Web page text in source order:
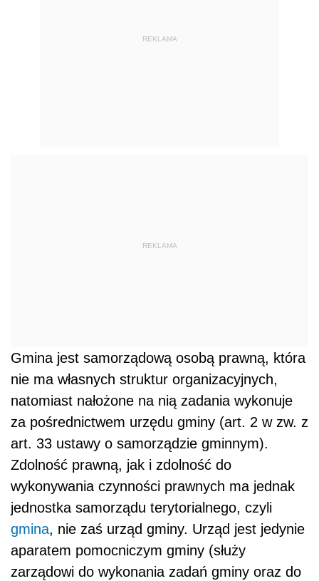
REKLAMA
REKLAMA
Gmina jest samorządową osobą prawną, która
nie ma własnych struktur organizacyjnych,
natomiast nałożone na nią zadania wykonuje
za pośrednictwem urzędu gminy (art. 2 w zw. z
art. 33 ustawy o samorządzie gminnym).
Zdolność prawną, jak i zdolność do
wykonywania czynności prawnych ma jednak
jednostka samorządu terytorialnego, czyli
gmina, nie zaś urząd gminy. Urząd jest jedynie
aparatem pomocniczym gminy (służy
zarządowi do wykonania zadań gminy oraz do